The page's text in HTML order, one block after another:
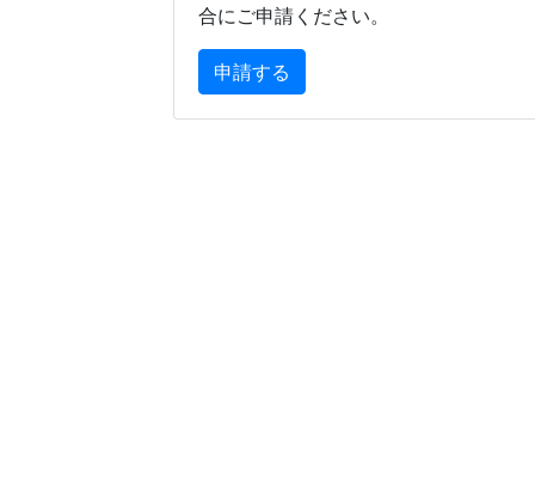
合にご申請ください。
申請する